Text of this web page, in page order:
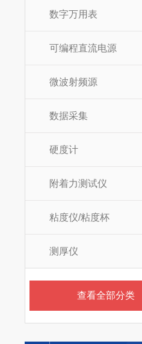
数字万用表
可编程直流电源
微波射频源
数据采集
硬度计
附着力测试仪
粘度仪/粘度杯
测厚仪
查看全部分类